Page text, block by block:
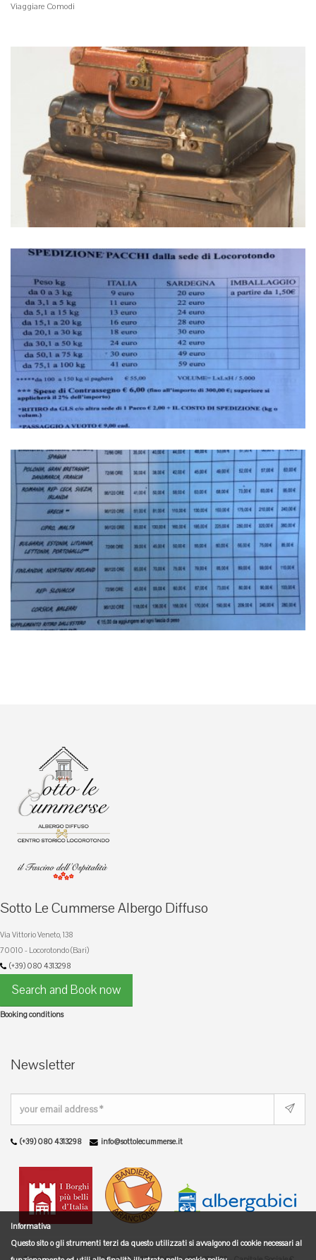
Viaggiare Comodi
Sotto Le Cummerse Albergo Diffuso
Via Vittorio Veneto, 138
70010 - Locorotondo (Bari)
(+39) 080 4313298
Search and Book now
Booking conditions
Newsletter
(+39) 080 4313298 info@sottolecummerse.it
Informativa
Questo sito o gli strumenti terzi da questo utilizzati si avvalgono di cookie necessari al